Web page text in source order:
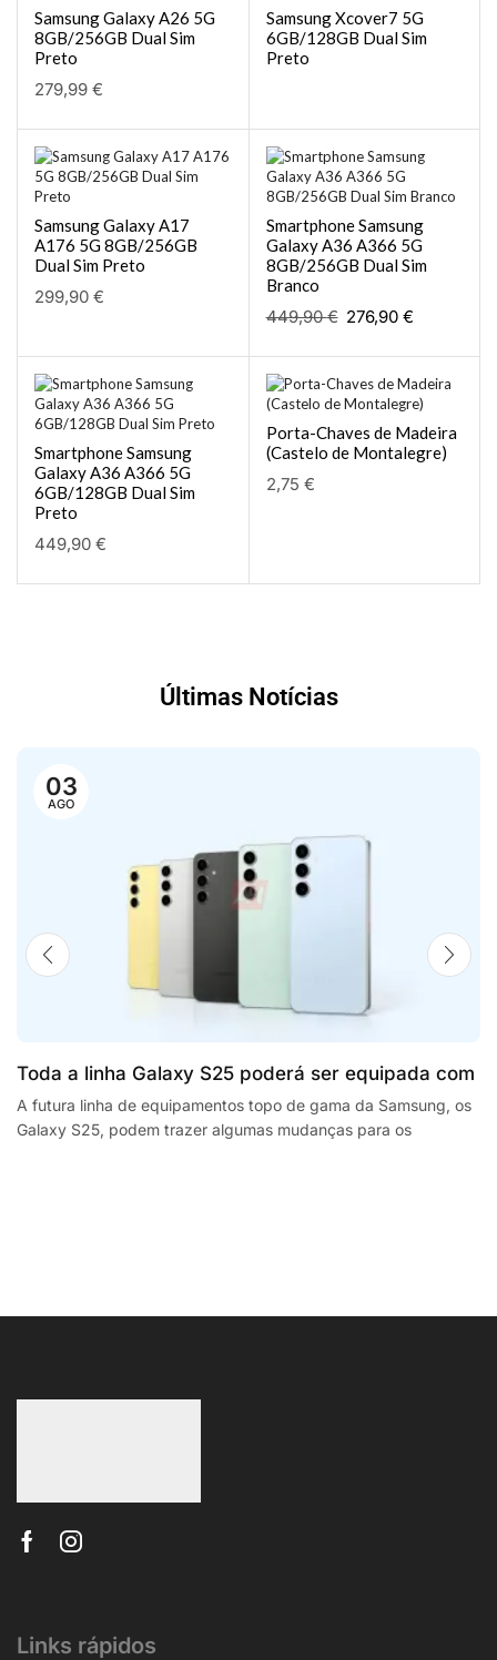
Samsung Galaxy A26 5G
8GB/256GB Dual Sim
Preto
279,99 €
Samsung Xcover7 5G
6GB/128GB Dual Sim
Preto
Samsung Galaxy A17
A176 5G 8GB/256GB
Dual Sim Preto
299,90 €
Smartphone Samsung
Galaxy A36 A366 5G
8GB/256GB Dual Sim
Branco
449,90€ 276,90 €
Smartphone Samsung
Galaxy A36 A366 5G
6GB/128GB Dual Sim
Preto
449,90 €
Porta-Chaves de Madeira
(Castelo de Montalegre)
2,75 €
Últimas Notícias
03
AGO
Toda a linha Galaxy S25 poderá ser equipada com
processadores SnapdragonSegway Ninebot E2,
F2 Plus, and MaxG2 e-scooters review
A futura linha de equipamentos topo de gama da Samsung, os
Galaxy S25, podem trazer algumas mudanças para os
Links rápidos